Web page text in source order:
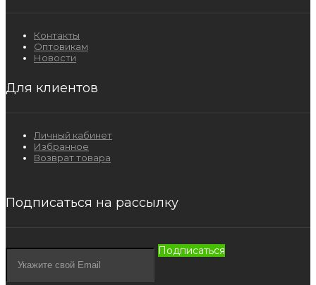
Контакты
Оптовикам
Новости
Для клиентов
Личный кабинет
Избранное
Возврат товара
Подписаться на рассылку
Подписаться